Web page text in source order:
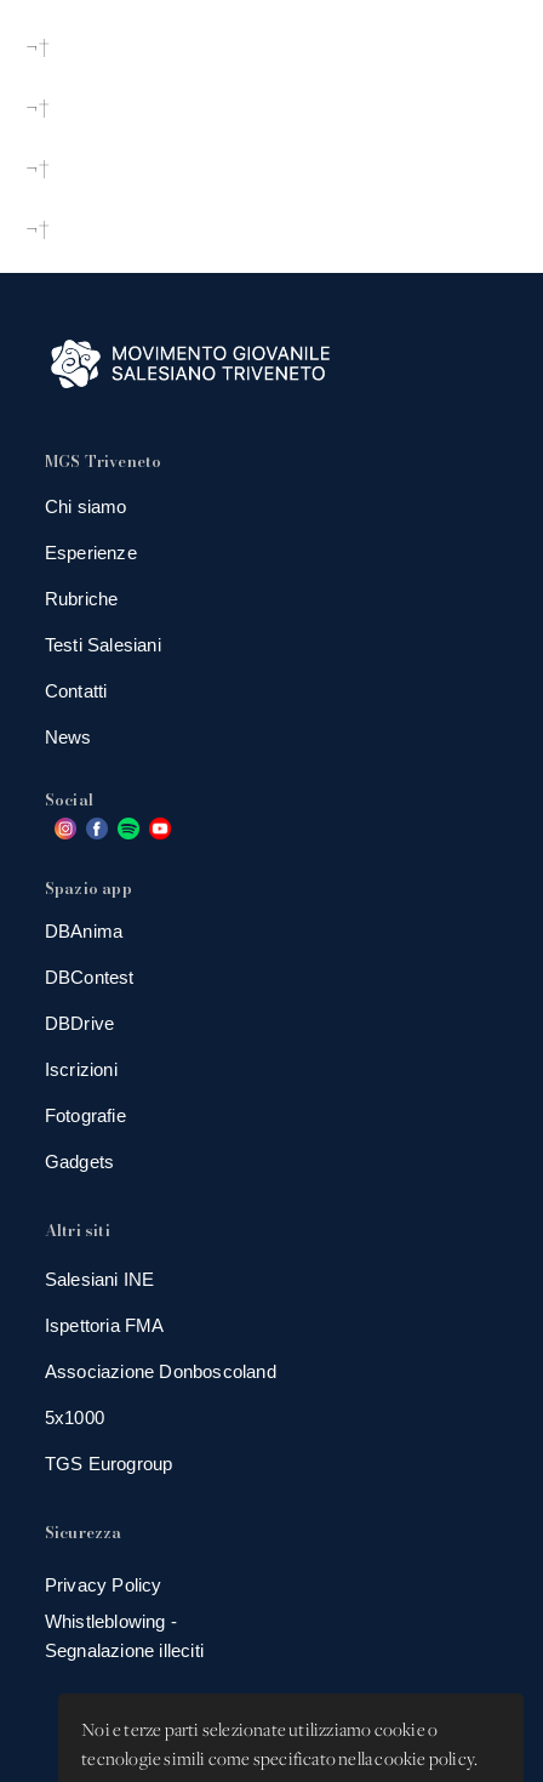
Noi e terze parti selezionate utilizziamo cookie o
tecnologie simili come specificato nella cookie policy.
¬†
¬†
¬†
¬†
MGS Triveneto
Chi siamo
Esperienze
Rubriche
Testi Salesiani
Contatti
News
Social
Spazio app
DBAnima
DBContest
DBDrive
Iscrizioni
Fotografie
Gadgets
Altri siti
Salesiani INE
Ispettoria FMA
Associazione Donboscoland
5x1000
TGS Eurogroup
Sicurezza
Privacy Policy
Whistleblowing -
Segnalazione illeciti